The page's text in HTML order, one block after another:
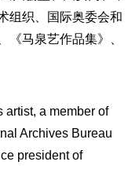
组织、国际奥委会和
马泉艺作品集》、
artist, a member of
Archives Bureau
president of